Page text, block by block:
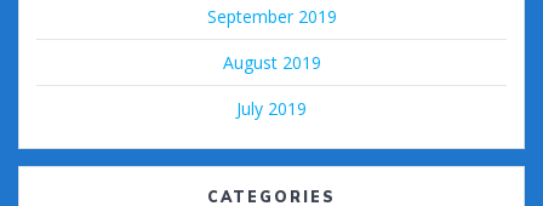
September 2019
August 2019
July 2019
CATEGORIES